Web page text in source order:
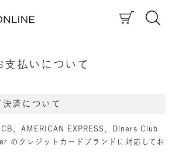
支払いについて
済について
、AMERICAN EXPRESS、Diners Club
のクレジットカードブランドに対応してお